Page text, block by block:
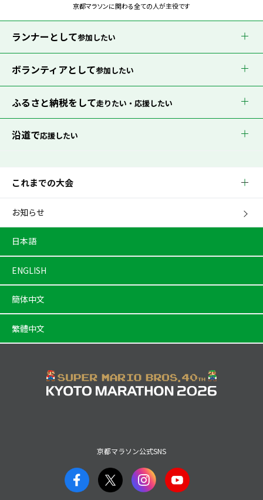
京都マラソンに関わる全ての人が主役です
ランナーとして参加したい
ボランティアとして参加したい
ふるさと納税をして走りたい・応援したい
沿道で応援したい
これまでの大会
お知らせ
日本語
ENGLISH
簡体中文
繁體中文
京都マラソン公式SNS